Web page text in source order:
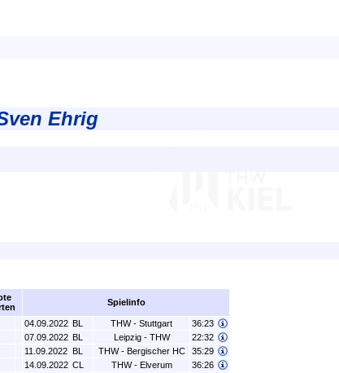
Ehrig
Spielinfo
04.09.2022 BL THW - Stuttgart
36:23
07.09.2022 BL Leipzig - THW
22:32
11.09.2022 BL THW - Bergischer HC
35:29
14.09.2022 CL THW - Elverum
36:26